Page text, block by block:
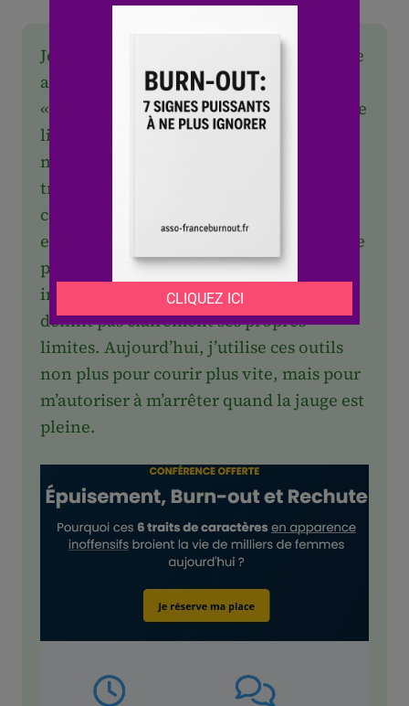
Je me souviens du jour où j’ai installé une
application de gestion du temps pour
« optimiser » mes journées. Au lieu de me
libérer, je me suis retrouvé à surveiller
nerveusement chaque minute,
transformant mon travail en une course
contre la montre épuisante. Cette
expérience m’a fait réaliser qu’un outil de
productivité peut vite devenir un
instrument de torture mentale si l’on ne
définit pas clairement ses propres
limites. Aujourd’hui, j’utilise ces outils
non plus pour courir plus vite, mais pour
m’autoriser à m’arrêter quand la jauge est
pleine.